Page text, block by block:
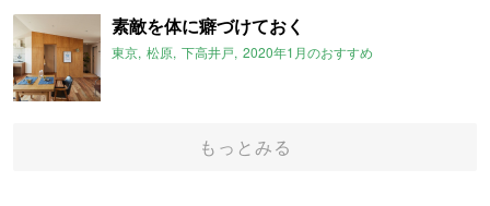
素敵を体に癖づけておく
東京 松原 下高井戸 2020年1月のおすすめ
もっとみる